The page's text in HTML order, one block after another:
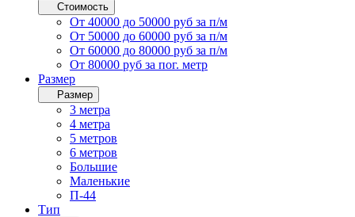
Стоимость
От 40000 до 50000 руб за п/м
От 50000 до 60000 руб за п/м
От 60000 до 80000 руб за п/м
От 80000 руб за пог. метр
Размер
Размер
3 метра
4 метра
5 метров
6 метров
Большие
Маленькие
П-44
Тип